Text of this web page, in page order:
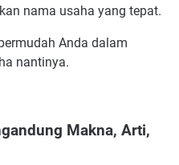
Bagus Menurut Islam dan
nama usaha yang tepat.
Anda dalam
nantinya.
Makna, Arti,